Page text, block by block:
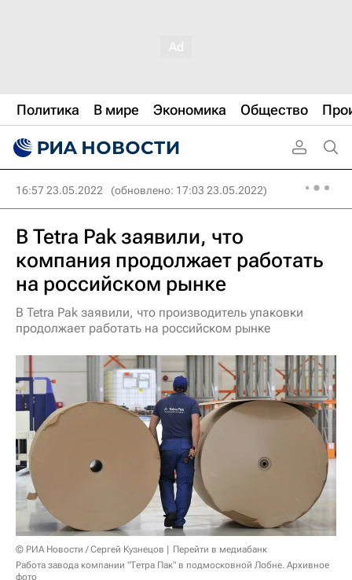
Политика В мире Экономика Общество
16:57 23.05.2022 (обновлено: 17:03 23.05.2022)
В Tetra Pak заявили, что
компания продолжает работать
на российском рынке
В Tetra Pak заявили, что производитель упаковки
продолжает работать на российском рынке
© РИА Новости / Сергей Кузнецов
Перейти в медиабанк
Работа завода компании "Тетра Пак" в подмосковной Лобне. Архивное
фото